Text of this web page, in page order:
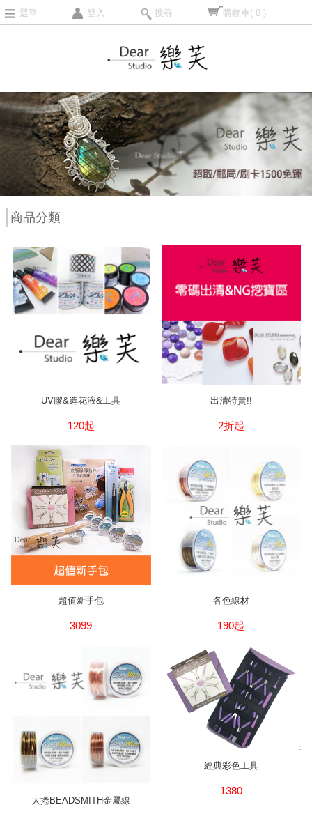
選單 登入 搜尋 購物車( 0 )
商品分類
UV膠&造花液&工具
120起
出清特賣!!
2折起
超值新手包
3099
各色線材
190起
大捲BEADSMITH金屬線
經典彩色工具
1380